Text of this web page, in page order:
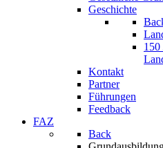
Geschichte
150
Kontakt
Partner
Führungen
Feedback
FAZ
Back